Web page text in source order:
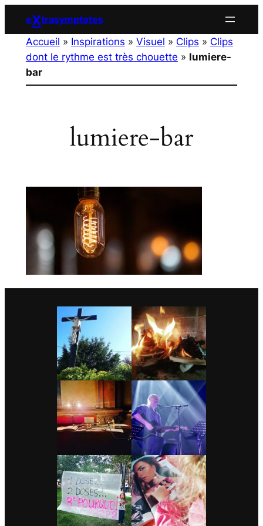
contenu
eXtrasymptotes
Accueil » Inspirations » Visuel » Clips » Clips
dont le rythme est très chouette » lumiere-
bar
lumiere-bar